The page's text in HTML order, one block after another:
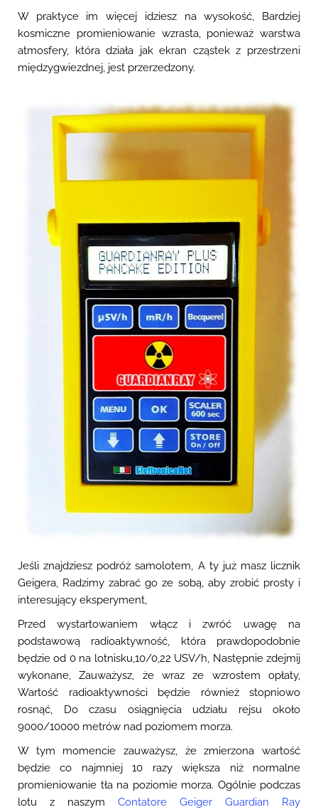
W praktyce im więcej idziesz na wysokość, Bardziej
kosmiczne promieniowanie wzrasta, ponieważ warstwa
atmosfery, która działa jak ekran cząstek z przestrzeni
międzygwiezdnej, jest przerzedzony.
Jeśli znajdziesz podróż samolotem, A ty już masz licznik
Geigera, Radzimy zabrać go ze sobą, aby zrobić prosty i
interesujący eksperyment,
Przed wystartowaniem włącz i zwróć uwagę na
podstawową radioaktywność, która prawdopodobnie
będzie od 0 na lotnisku,10/0,22 USV/h, Następnie zdejmij
wykonane, Zauważysz, że wraz ze wzrostem opłaty,
Wartość radioaktywności będzie również stopniowo
rosnąć, Do czasu osiągnięcia udziału rejsu około
9000/10000 metrów nad poziomem morza.
W tym momencie zauważysz, że zmierzona wartość
będzie co najmniej 10 razy większa niż normalne
promieniowanie tła na poziomie morza. Ogólnie podczas
lotu z naszym Contatore Geiger Guardian Ray